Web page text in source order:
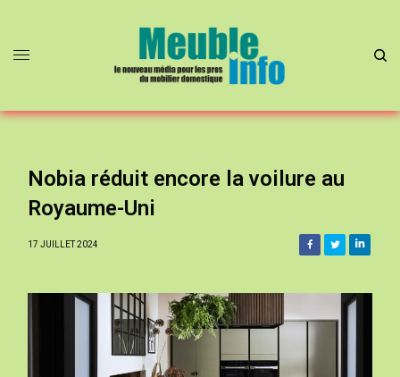
Nobia réduit encore la voilure au
Royaume-Uni
17 JUILLET 2024